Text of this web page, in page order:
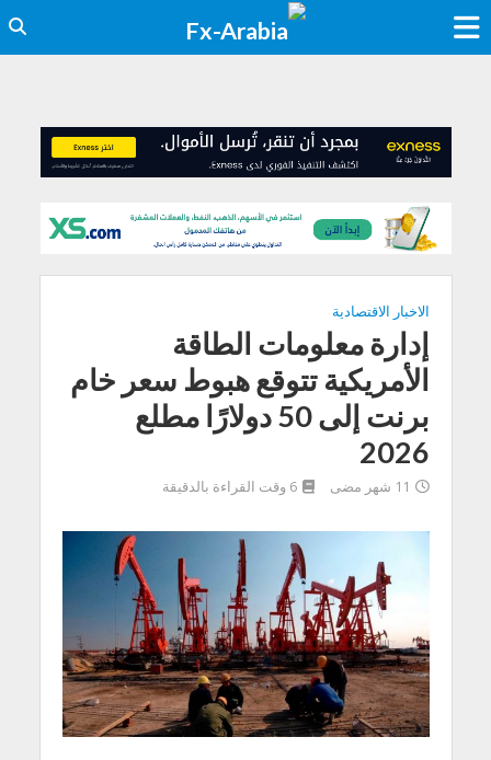
الاخبار الاقتصادية
إدارة معلومات الطاقة
الأمريكية تتوقع هبوط سعر خام
برنت إلى 50 دولارًا مطلع
2026
11 شهر مضى 6 وقت القراءة بالدقيقة